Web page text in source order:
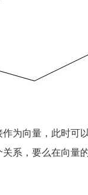
为向量，此时可
系，要么在向量